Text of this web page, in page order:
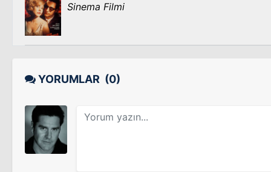
Sinema Filmi
YORUMLAR (0)